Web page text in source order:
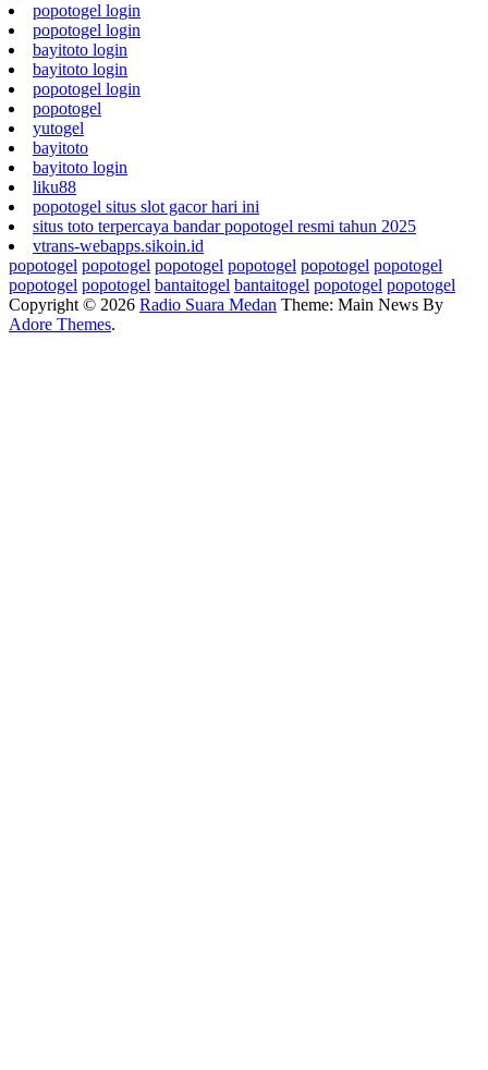
popotogel login
popotogel login
bayitoto login
bayitoto login
popotogel login
popotogel
yutogel
bayitoto
bayitoto login
liku88
popotogel situs slot gacor hari ini
situs toto terpercaya bandar popotogel resmi tahun 2025
vtrans-webapps.sikoin.id
popotogel popotogel popotogel popotogel popotogel popotogel
popotogel popotogel bantaitogel bantaitogel popotogel popotogel
Copyright © 2026 Radio Suara Medan Theme: Main News By
Adore Themes.